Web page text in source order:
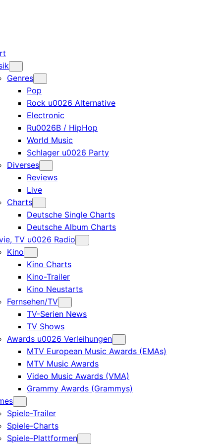
Genres
Pop
Rock u0026 Alternative
Electronic
Ru0026B / HipHop
World Music
Schlager u0026 Party
Diverses
Reviews
Live
Charts
Deutsche Single Charts
Deutsche Album Charts
TV u0026 Radio
Kino
Kino Charts
Kino-Trailer
Kino Neustarts
Fernsehen/TV
TV-Serien News
TV Shows
Awards u0026 Verleihungen
MTV European Music Awards (EMAs)
MTV Music Awards
Video Music Awards (VMA)
Grammy Awards (Grammys)
Spiele-Trailer
Spiele-Charts
Spiele-Plattformen